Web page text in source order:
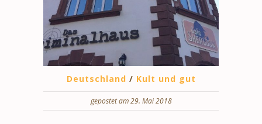
Deutschland / Kult und gut
gepostet am 29. Mai 2018